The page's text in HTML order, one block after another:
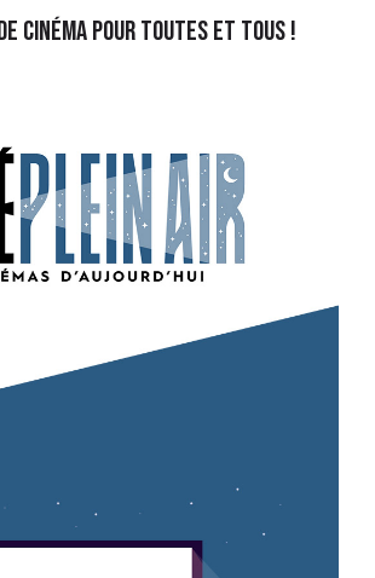
cinéma pour toutes et tous !